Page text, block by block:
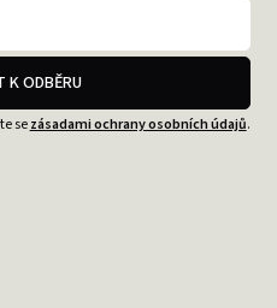
K ODBĚRU
sezásadami ochrany osobních údajů.